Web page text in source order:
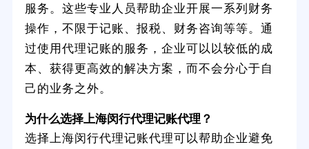
服务。这些专业人员帮助企业开展一系列财务
操作，不限于记账、报税、财务咨询等等。通
过使用代理记账的服务，企业可以以较低的成
本、获得更高效的解决方案，而不会分心于自
己的业务之外。
为什么选择上海闵行代理记账代理？
选择上海闵行代理记账代理可以帮助企业避免